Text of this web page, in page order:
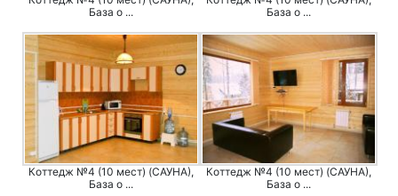
База о ...
База о ...
Коттедж №4 (10 мест) (САУНА),
База о ...
Коттедж №4 (10 мест) (САУНА),
База о ...